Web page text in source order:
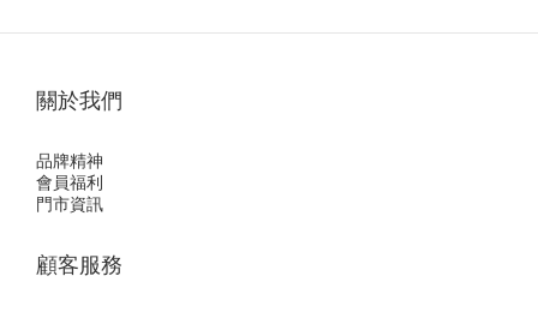
關於我們
品牌精神
會員福利
門市資訊
顧客服務